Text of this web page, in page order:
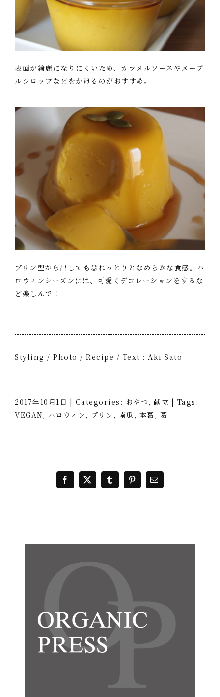
表面が綺麗になりにくいため、カラメルソースやメープ
ルシロップなどをかけるのがおすすめ。
プリン型から出しても◎ねっとりとなめらかな食感。ハ
ロウィンシーズンには、可愛くデコレーションをするな
ど楽しんで！
Styling / Photo / Recipe / Text : Aki Sato
2017年10月1日 | Categories: おやつ, 献立 | Tags:
VEGAN, ハロウィン, プリン , 南瓜 , 本葛, 葛
Facebook
X TumblrPinterest
電